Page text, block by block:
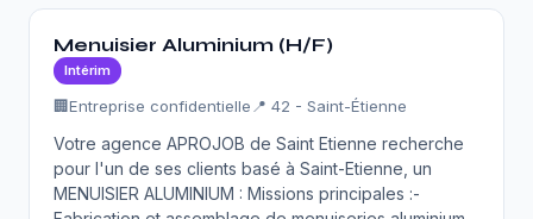
Menuisier Aluminium (H/F)
Intérim
🏢Entreprise confidentielle 📍 42 - Saint-Étienne
Votre agence APROJOB de Saint Etienne recherche
pour l'un de ses clients basé à Saint-Etienne, un
MENUISIER ALUMINIUM : Missions principales :-